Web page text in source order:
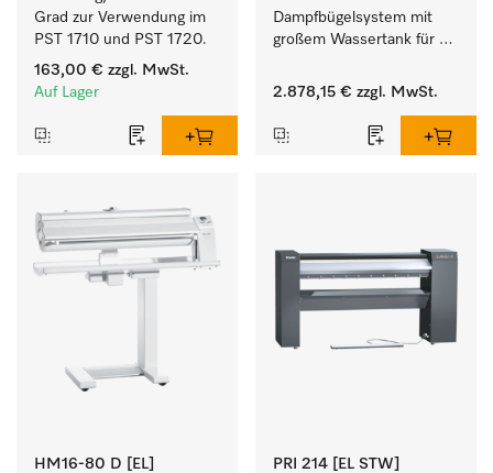
Grad zur Verwendung im
PST 1710 und PST 1720.
163,00 € zzgl. MwSt.
Auf Lager
Dampfbügelsystem mit
großem Wassertank für
perfekte
2.878,15 € zzgl. MwSt.
HM16-80 D [EL] PRI 214 [EL STW]